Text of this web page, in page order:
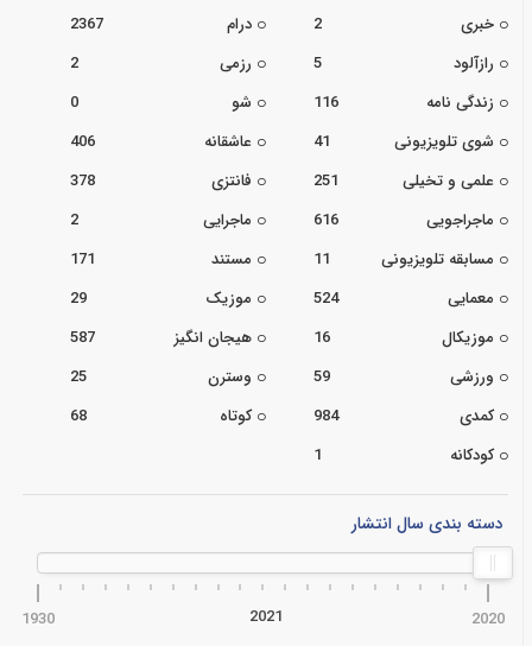
خبری
2 درام
2367
رازآلود
5 رزمی
2
زندگی نامه
116 شو
0
شوی تلویزیونی
41 عاشقانه
406
علمی و تخیلی
251 فانتزی
378
ماجراجویی
616 ماجرایی
2
مسابقه تلویزیونی
11 مستند
171
معمایی
524 موزیک
29
موزیکال
16 هیجان انگیز
587
ورزشی
59 وسترن
25
کمدی
984 کوتاه
68
کودکانه
1
دسته بندی سال انتشار
1930 2020
2021